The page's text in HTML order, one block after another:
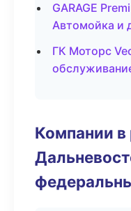
GARAGE
Автомойка и
ГК Моторс
Компании в